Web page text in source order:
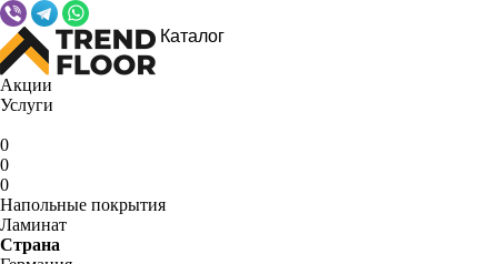
Каталог
Акции
Услуги
0
0
0
Напольные покрытия
Ламинат
Страна